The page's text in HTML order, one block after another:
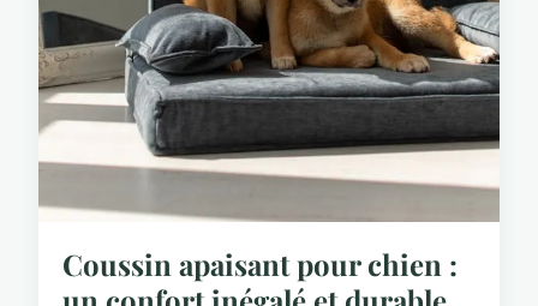
Coussin apaisant pour chien :